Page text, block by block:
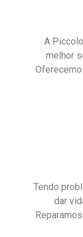
A
melhor
Tendo
dar